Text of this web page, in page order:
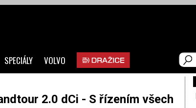
2.0 dCi - S řízením všech
SPECIÁLY VOLVO